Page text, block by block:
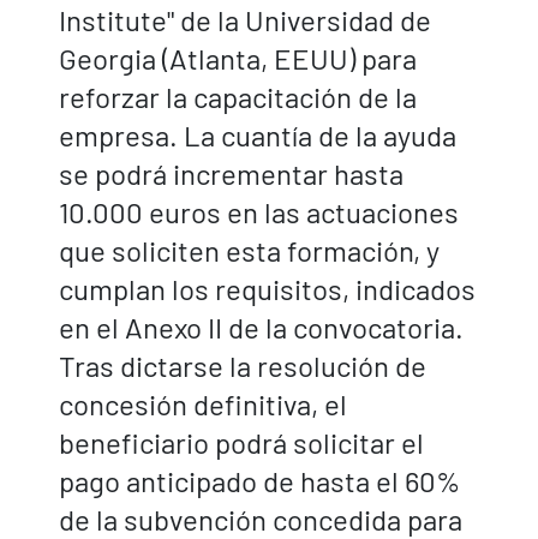
Institute" de la Universidad de
Georgia (Atlanta, EEUU) para
reforzar la capacitación de la
empresa. La cuantía de la ayuda
se podrá incrementar hasta
10.000 euros en las actuaciones
que soliciten esta formación, y
cumplan los requisitos, indicados
en el Anexo II de la convocatoria.
Tras dictarse la resolución de
concesión definitiva, el
beneficiario podrá solicitar el
pago anticipado de hasta el 60%
de la subvención concedida para